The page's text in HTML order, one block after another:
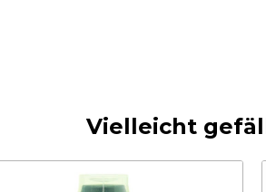
Vielleicht